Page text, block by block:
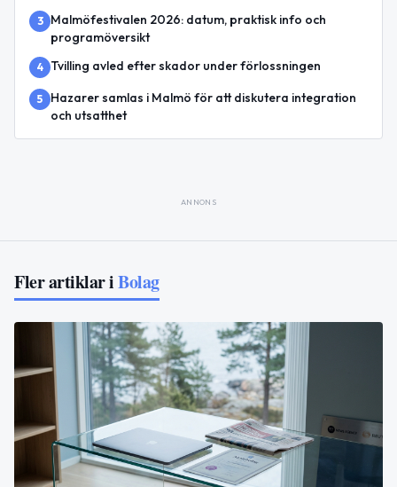
3
Malmöfestivalen 2026: datum, praktisk info och
programöversikt
4 Tvilling avled efter skador under förlossningen
5
Hazarer samlas i Malmö för att diskutera integration
och utsatthet
ANNONS
Fler artiklar iBolag